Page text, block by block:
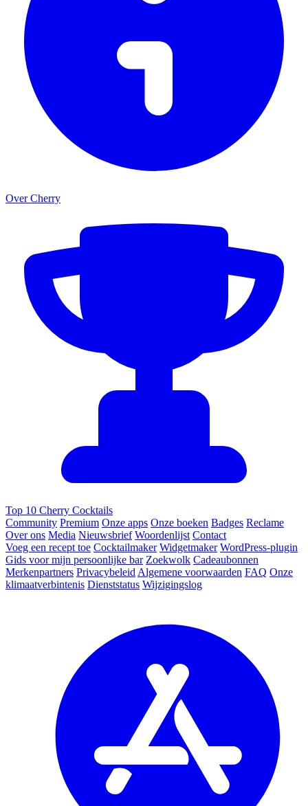
Over Cherry
Top 10 Cherry Cocktails
Community Premium Onze apps Onze boeken Badges Reclame
Over ons Media Nieuwsbrief Woordenlijst Contact
Voeg een recept toe Cocktailmaker Widgetmaker WordPress-plugin
Gids voor mijn persoonlijke bar Zoekwolk Cadeaubonnen
Merkenpartners Privacybeleid Algemene voorwaarden FAQ Onze
klimaatverbintenis Dienststatus Wijzigingslog